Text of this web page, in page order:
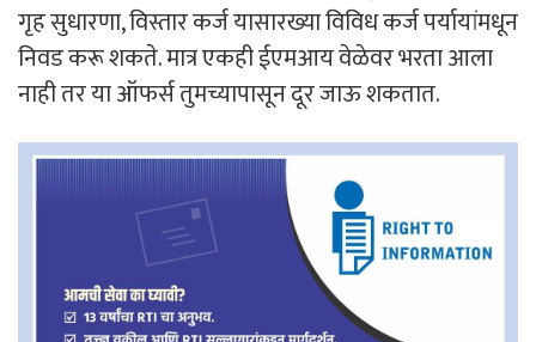
गृह सुधारणा, विस्तार कर्ज यासारख्या विविध कर्ज पर्यायांमधून
निवड करू शकते. मात्र एकही ईएमआय वेळेवर भरता आला
नाही तर या ऑफर्स तुमच्यापासून दूर जाऊ शकतात.